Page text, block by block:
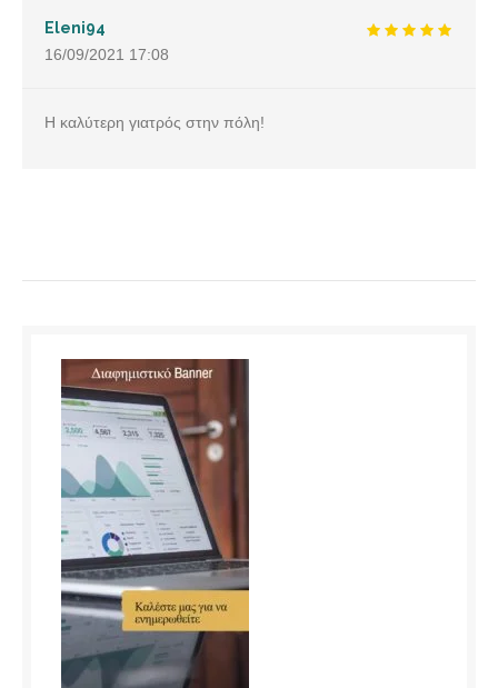
Eleni94
16/09/2021 17:08
Η καλύτερη γιατρός στην πόλη!